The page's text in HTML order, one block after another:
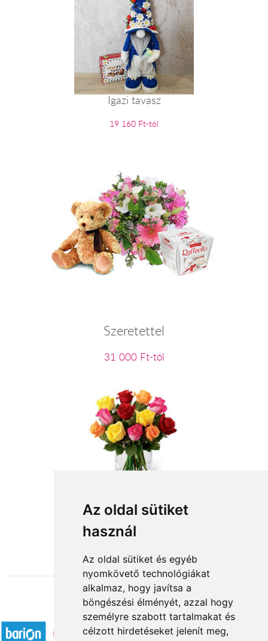
Az oldal sütiket
használ
Az oldal sütiket és egyéb
nyomkövető technológiákat
alkalmaz, hogy javítsa a
böngészési élményét, azzal hogy
személyre szabott tartalmakat és
célzott hirdetéseket jelenít meg,
Igazi tavasz
19 160 Ft-tól
Szeretettel
31 000 Ft-tól
Szálas virágok:vegyes színű rózsák
3 800 Ft-tól
Elfogadott fizetési módok